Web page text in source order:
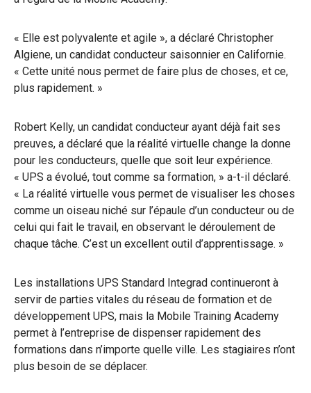
« Elle est polyvalente et agile », a déclaré Christopher
Algiene, un candidat conducteur saisonnier en Californie.
« Cette unité nous permet de faire plus de choses, et ce,
plus rapidement. »
Robert Kelly, un candidat conducteur ayant déjà fait ses
preuves, a déclaré que la réalité virtuelle change la donne
pour les conducteurs, quelle que soit leur expérience.
« UPS a évolué, tout comme sa formation, » a-t-il déclaré.
« La réalité virtuelle vous permet de visualiser les choses
comme un oiseau niché sur l’épaule d’un conducteur ou de
celui qui fait le travail, en observant le déroulement de
chaque tâche. C’est un excellent outil d’apprentissage. »
Les installations UPS Standard Integrad continueront à
servir de parties vitales du réseau de formation et de
développement UPS, mais la Mobile Training Academy
permet à l’entreprise de dispenser rapidement des
formations dans n’importe quelle ville. Les stagiaires n’ont
plus besoin de se déplacer.